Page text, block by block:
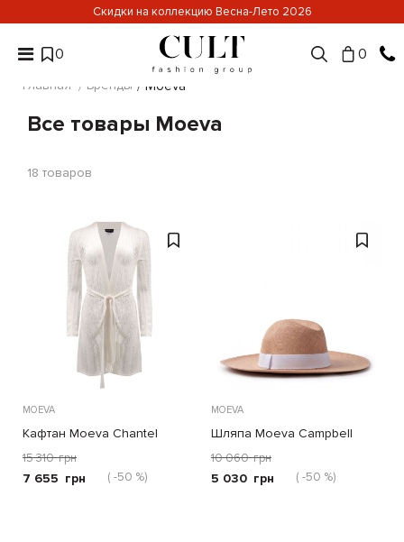
Скидки на коллекцию Весна-Лето 2026
0 0
Главная Бренды Moeva
Все товары Moeva
18 товаров
MOEVA
Кафтан Moeva Chantel
белый
15 310 грн
7 655 грн ( -50 %)
MOEVA
Шляпа Moeva Campbell
песочная
10 060 грн
5 030 грн ( -50 %)